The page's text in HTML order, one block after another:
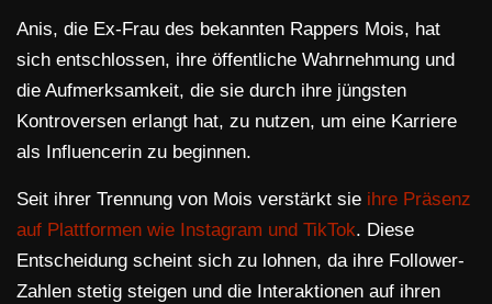
Anis, die Ex-Frau des bekannten Rappers Mois, hat
sich entschlossen, ihre öffentliche Wahrnehmung und
die Aufmerksamkeit, die sie durch ihre jüngsten
Kontroversen erlangt hat, zu nutzen, um eine Karriere
als Influencerin zu beginnen.
Seit ihrer Trennung von Mois verstärkt sie ihre Präsenz
auf Plattformen wie Instagram und TikTok. Diese
Entscheidung scheint sich zu lohnen, da ihre Follower-
Zahlen stetig steigen und die Interaktionen auf ihren